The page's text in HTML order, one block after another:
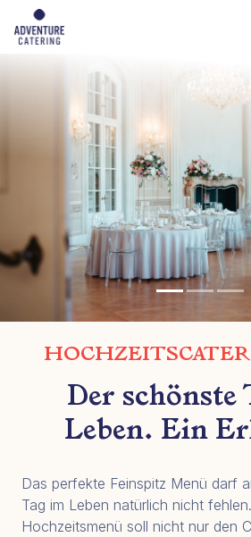
Der schönste
Leben. Ein
Das perfekte Feinspitz Menü darf
Tag im Leben natürlich nicht
Hochzeitsmenü soll nicht nur den